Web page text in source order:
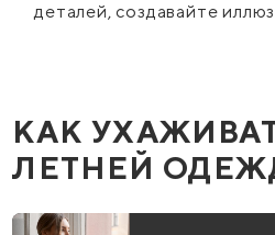
деталей, создавайте
КАК
ЛЕТНЕЙ